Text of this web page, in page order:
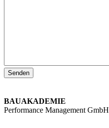
BAUAKADEMIE
Performance Management GmbH